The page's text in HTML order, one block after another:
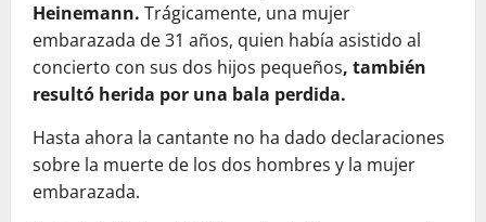
Heinemann. Trágicamente, una mujer
embarazada de 31 años, quien había asistido al
concierto con sus dos hijos pequeños, también
resultó herida por una bala perdida.
Hasta ahora la cantante no ha dado declaraciones
sobre la muerte de los dos hombres y la mujer
embarazada.